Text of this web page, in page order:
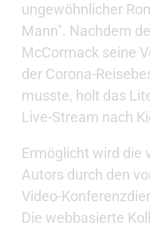
ungewöhnlicher
Mann". Nachdem
McCormack seine
der Corona-
musste, holt das
Live-Stream nach
Ermöglicht wird die
Autors durch den
Video-
Die webbasierte